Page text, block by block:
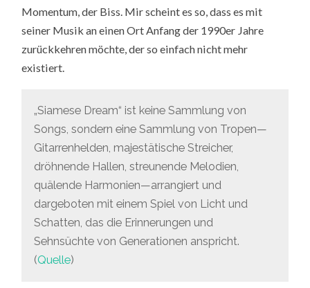
Momentum, der Biss. Mir scheint es so, dass es mit
seiner Musik an einen Ort Anfang der 1990er Jahre
zurückkehren möchte, der so einfach nicht mehr
existiert.
„Siamese Dream“ ist keine Sammlung von
Songs, sondern eine Sammlung von Tropen—
Gitarrenhelden, majestätische Streicher,
dröhnende Hallen, streunende Melodien,
quälende Harmonien—arrangiert und
dargeboten mit einem Spiel von Licht und
Schatten, das die Erinnerungen und
Sehnsüchte von Generationen anspricht.
(Quelle)